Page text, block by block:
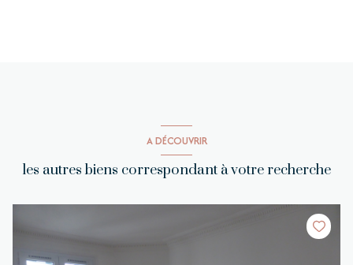
A DÉCOUVRIR
les autres biens correspondant à votre recherche